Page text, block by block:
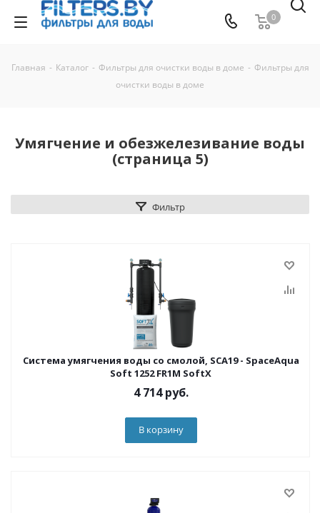
0
Главная - Каталог - Фильтры для очистки воды в доме - Фильтры для
очистки воды в доме
Умягчение и обезжелезивание воды
(страница 5)
Фильтр
Система умягчения воды со смолой, SCA19 - SpaceAqua
Soft 1252 FR1M SoftX
4 714руб.
В корзину